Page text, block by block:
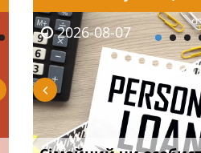
2026-08-06
2026-08-07
2026-08-07
2026-07-30